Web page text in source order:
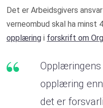
Det er Arbeidsgivers
verneombud skal ha minst
opplæring i forskrift om
opplæring
det er